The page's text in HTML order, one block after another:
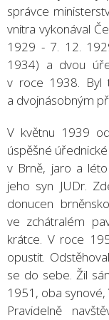
správce
vnitra vykonával
1929 - 7. 12.
1934) a dvou
v roce 1938. Byl
a dvojnásobným
V květnu 1939
úspěšné
v Brně, jaro a
jeho syn JUDr.
donucen
ve zchátralém
krátce. V roce
opustit.
se do sebe. Žil
1951, oba
Pravidelně